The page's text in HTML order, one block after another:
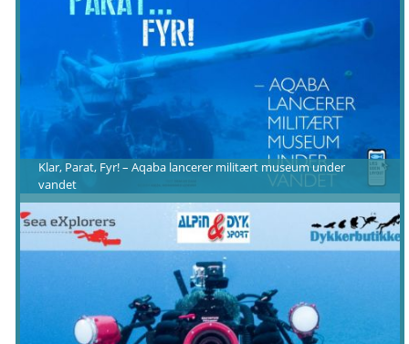
Klar, Parat, Fyr! – Aqaba lancerer militært museum under
vandet